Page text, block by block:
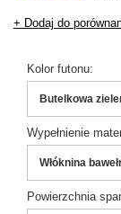
+ Dodaj do
Kolor futonu
Butelkowa
Wypełnienie
Włóknina
Powierzchnia